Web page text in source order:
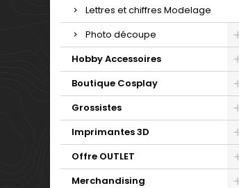
Lettres et chiffres Modelage
Photo découpe
Hobby Accessoires
Boutique Cosplay
Grossistes
Imprimantes 3D
Offre OUTLET
Merchandising